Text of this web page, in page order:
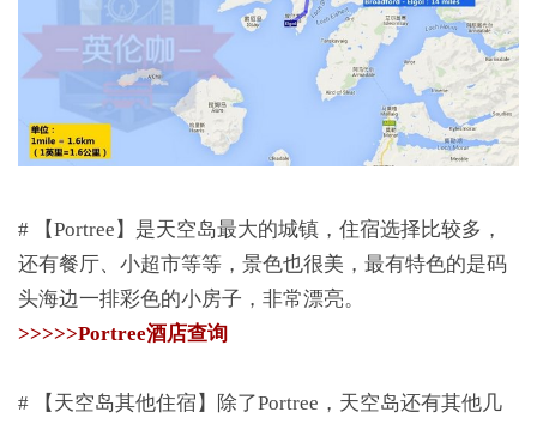
# 【Portree】是天空岛最大的城镇，住宿选择比较多，
还有餐厅、小超市等等，景色也很美，最有特色的是码
头海边一排彩色的小房子，非常漂亮。
>>>>>Portree酒店查询
# 【天空岛其他住宿】除了Portree，天空岛还有其他几